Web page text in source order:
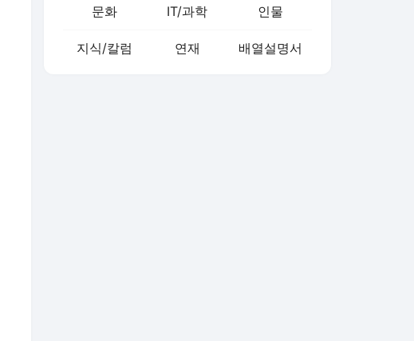
문화 IT/과학 인물
지식/칼럼 연재 배열설명서